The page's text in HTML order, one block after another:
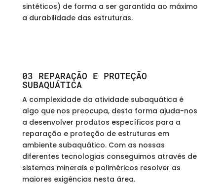
sintéticos) de forma a ser garantida ao máximo
a durabilidade das estruturas.
03 REPARAÇÃO E PROTEÇÃO
SUBAQUÁTICA
A complexidade da atividade subaquática é
algo que nos preocupa, desta forma ajuda-nos
a desenvolver produtos específicos para a
reparação e proteção de estruturas em
ambiente subaquático. Com as nossas
diferentes tecnologias conseguimos através de
sistemas minerais e poliméricos resolver as
maiores exigências nesta área.